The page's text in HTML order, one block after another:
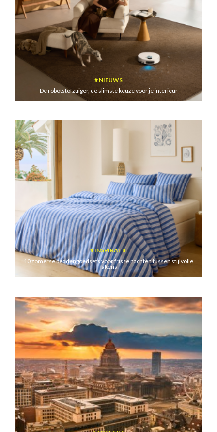
NIEUWS
De robotstofzuiger, de slimste keuze voor je interieur
INSPIRATIE
10 zomerse beddengoedsets voor frisse nachten tussen stijlvolle
lakens